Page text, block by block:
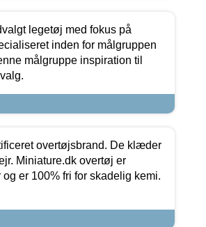
legetøj med fokus på
inden for målgruppen
målgruppe inspiration til
overtøjsbrand. De klæder
Miniature.dk overtøj er
er 100% fri for skadelig kemi.